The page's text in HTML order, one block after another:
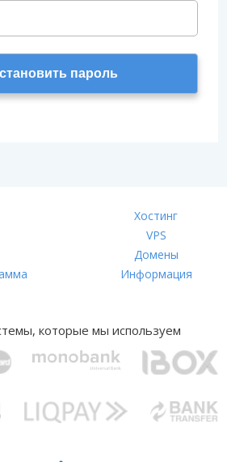
Хостинг
VPS
Домены
Информация
которые мы используем